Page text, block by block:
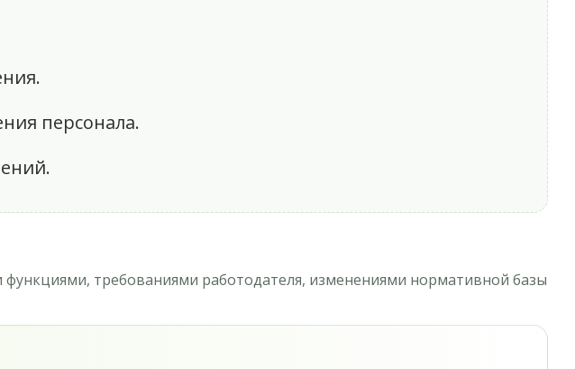
персонала.
требованиями работодателя, изменениями нормативной базы